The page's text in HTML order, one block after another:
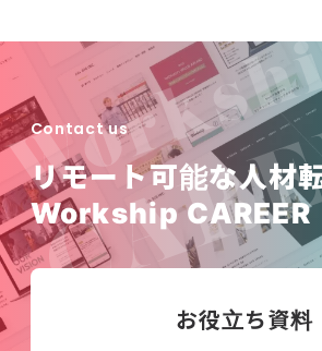
Contact us
リモート可能な人材
Workship CAREER
お役立ち資料